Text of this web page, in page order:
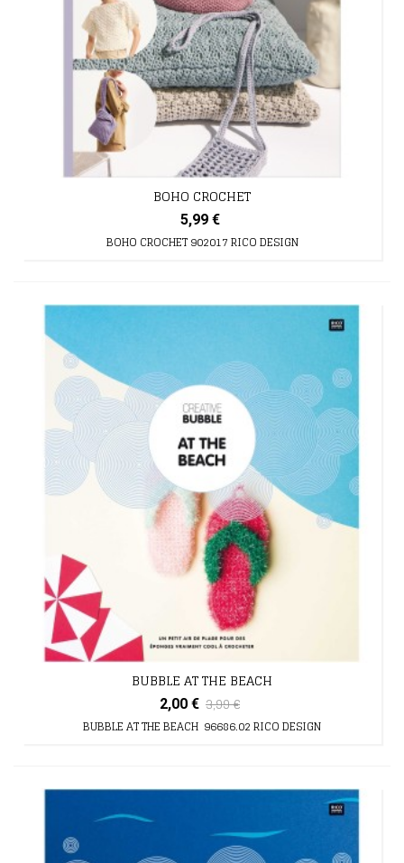
BOHO CROCHET
5,99 €
BOHO CROCHET 902017 RICO DESIGN
BUBBLE AT THE BEACH
2,00 € 3,99 €
BUBBLE AT THE BEACH 96686.02 RICO DESIGN